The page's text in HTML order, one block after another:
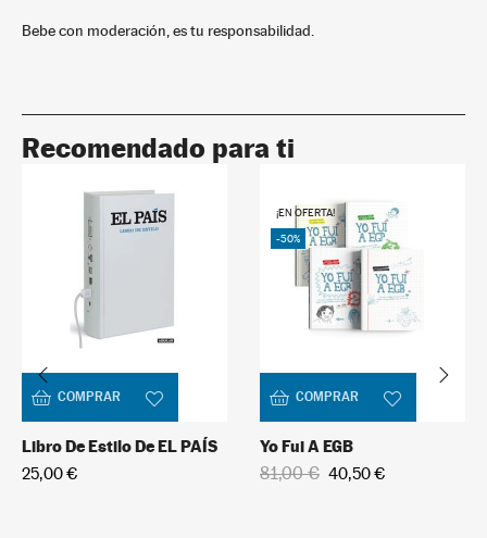
Bebe con moderación, es tu responsabilidad.
Recomendado para ti
COMPRAR
Libro De Estilo De EL PAÍS
25,00 €
¡EN OFERTA!
-50%
COMPRAR
Yo Fui A EGB
81,00 € 40,50 €